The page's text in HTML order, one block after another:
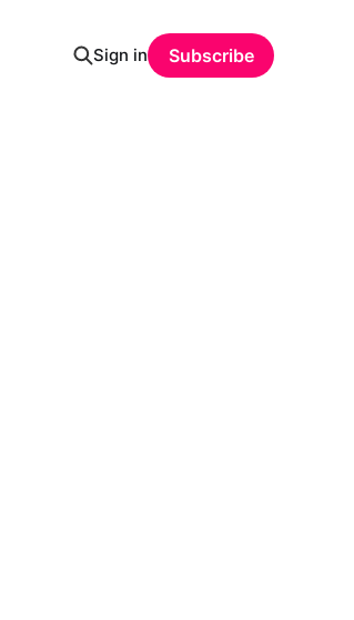
Sign in Subscribe